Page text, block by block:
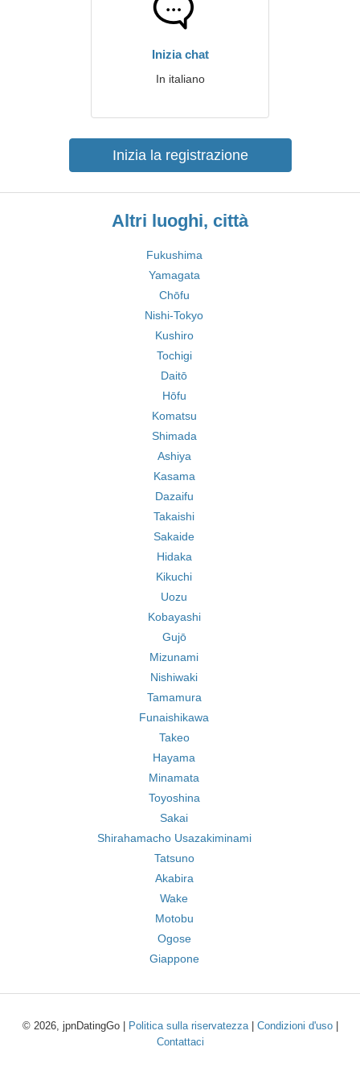
Inizia chat
In italiano
Inizia la registrazione
Altri luoghi, città
Fukushima
Yamagata
Chōfu
Nishi-Tokyo
Kushiro
Tochigi
Daitō
Hōfu
Komatsu
Shimada
Ashiya
Kasama
Dazaifu
Takaishi
Sakaide
Hidaka
Kikuchi
Uozu
Kobayashi
Gujō
Mizunami
Nishiwaki
Tamamura
Funaishikawa
Takeo
Hayama
Minamata
Toyoshina
Sakai
Shirahamacho Usazakiminami
Tatsuno
Akabira
Wake
Motobu
Ogose
Giappone
© 2026, jpnDatingGo | Politica sulla riservatezza| Condizioni d'uso|
Contattaci